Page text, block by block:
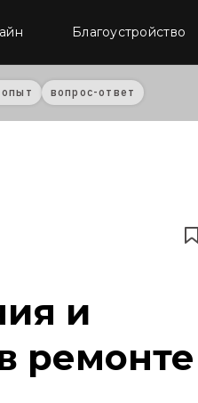
Благоустройство
вопрос-ответ
и
ремонте